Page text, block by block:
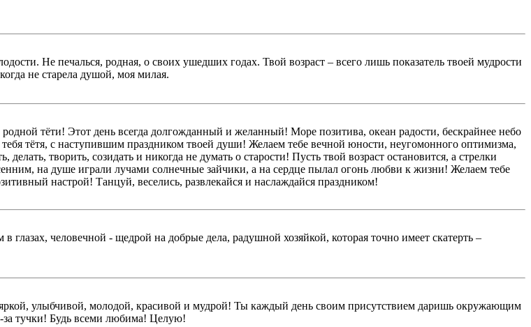
Не печалься, родная, о своих ушедших годах. Твой возраст – всего лишь показатель твоей мудрости
не старела душой, моя милая.
тёти! Этот день всегда долгожданный и желанный! Море позитива, океан радости, бескрайнее небо
тебя тётя, с наступившим праздником твоей души! Желаем тебе вечной юности, неугомонного оптимизма,
творить, созидать и никогда не думать о старости! Пусть твой возраст остановится, а стрелки
на душе играли лучами солнечные зайчики, а на сердце пылал огонь любви к жизни! Желаем тебе
настрой! Танцуй, веселись, развлекайся и наслаждайся праздником!
человечной - щедрой на добрые дела, радушной хозяйкой, которая точно имеет скатерть –
улыбчивой, молодой, красивой и мудрой! Ты каждый день своим присутствием даришь окружающим
за тучки! Будь всеми любима! Целую!